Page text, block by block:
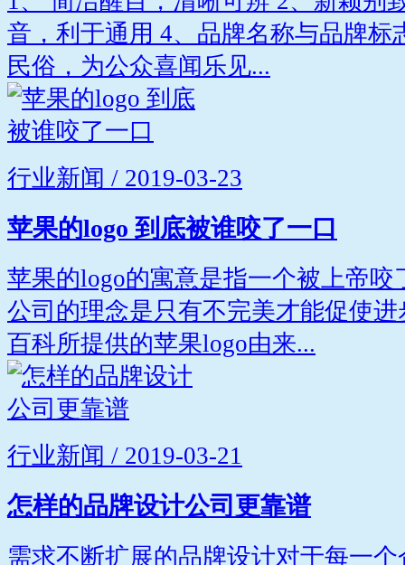
音，利于通用 4、品牌名称与品牌标
民俗，为公众喜闻乐见...
行业新闻 / 2019-03-23
苹果的logo 到底被谁咬了一口
苹果的logo的寓意是指一个被上帝
公司的理念是只有不完美才能促使
百科所提供的苹果logo由来...
行业新闻 / 2019-03-21
怎样的品牌设计公司更靠谱
需求不断扩展的品牌设计对于每一